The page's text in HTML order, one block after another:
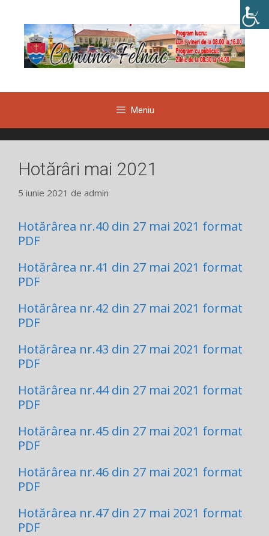
conținut
Meniu
Hotărâri mai 2021
5 iunie 2021 de admin
Hotărârea nr.40 din 27 mai 2021 format
PDF
Hotărârea nr.41 din 27 mai 2021 format
PDF
Hotărârea nr.42 din 27 mai 2021 format
PDF
Hotărârea nr.43 din 27 mai 2021 format
PDF
Hotărârea nr.44 din 27 mai 2021 format
PDF
Hotărârea nr.45 din 27 mai 2021 format
PDF
Hotărârea nr.46 din 27 mai 2021 format
PDF
Hotărârea nr.47 din 27 mai 2021 format
PDF